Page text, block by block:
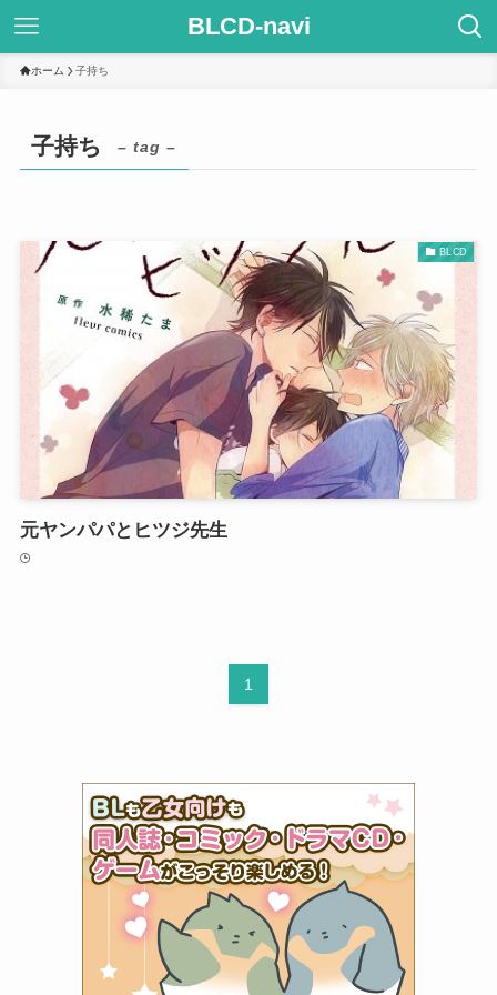
BLCD-navi
ホーム 子持ち
子持ち – tag –
BLCD
元ヤンパパとヒツジ先生
1